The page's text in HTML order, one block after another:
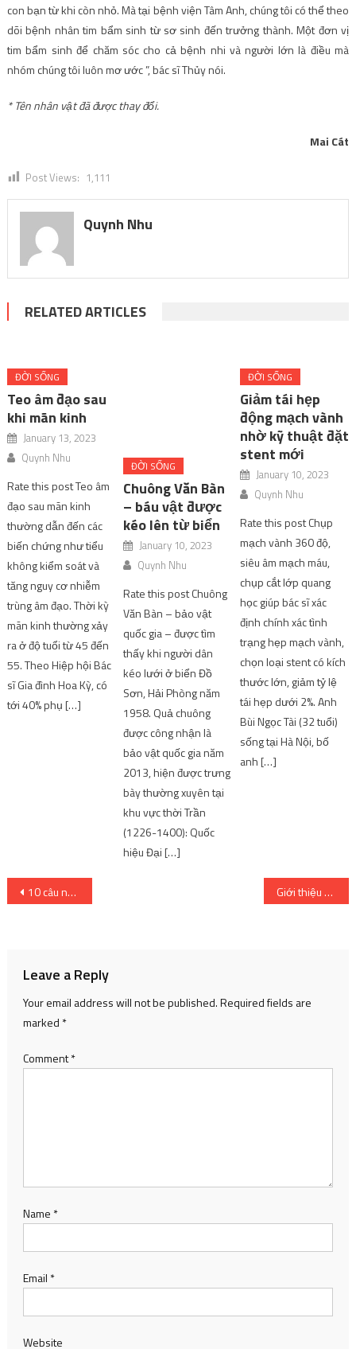
con bạn từ khi còn nhỏ. Mà tại bệnh viện Tâm Anh, chúng tôi có thể theo
dõi bệnh nhân tim bẩm sinh từ sơ sinh đến trưởng thành. Một đơn vị
tim bẩm sinh để chăm sóc cho cả bệnh nhi và người lớn là điều mà
nhóm chúng tôi luôn mơ ước ”, bác sĩ Thủy nói.
* Tên nhân vật đã được thay đổi.
Mai Cát
Post Views: 1,111
Quynh Nhu
RELATED ARTICLES
ĐỜI SỐNG
Teo âm đạo sau
khi mãn kinh
January 13, 2023
Quynh Nhu
Rate this post Teo âm
đạo sau mãn kinh
thường dẫn đến các
biến chứng như tiểu
không kiểm soát và
tăng nguy cơ nhiễm
trùng âm đạo. Thời kỳ
mãn kinh thường xảy
ra ở độ tuổi từ 45 đến
55. Theo Hiệp hội Bác
sĩ Gia đình Hoa Kỳ, có
tới 40% phụ […]
January 10, 2023
Quynh Nhu
Rate this post Chuông
Văn Bàn – bảo vật
quốc gia – được tìm
thấy khi người dân
Sơn, Hải Phòng năm
1958. Quả chuông
được công nhận là
bảo vật quốc gia năm
2013, hiện được trưng
bày thường xuyên tại
khu vực thời Trần
(1226-1400): Quốc
hiệu Đại […]
ĐỜI SỐNG
Giảm tái hẹp
động mạch vành
nhờ kỹ thuật đặt
stent mới
January 10, 2023
Quynh Nhu
Rate this post Chụp
mạch vành 360 độ,
siêu âm mạch máu,
chụp cắt lớp quang
học giúp bác sĩ xác
định chính xác tình
trạng hẹp mạch vành,
chọn loại stent có kích
thước lớn, giảm tỷ lệ
tái hẹp dưới 2%. Anh
Bùi Ngọc Tài (32 tuổi)
sống tại Hà Nội, bố
anh […]
Leave a Reply
Comment *
Email*
Website